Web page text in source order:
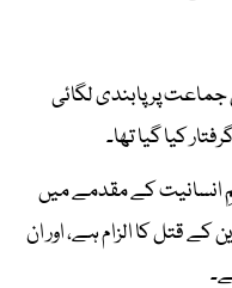
پر پابندی لگائی
کیا گیا تھا۔
انسانیت کے مقدمے میں
کے قتل کا الزام ہے، اور ان